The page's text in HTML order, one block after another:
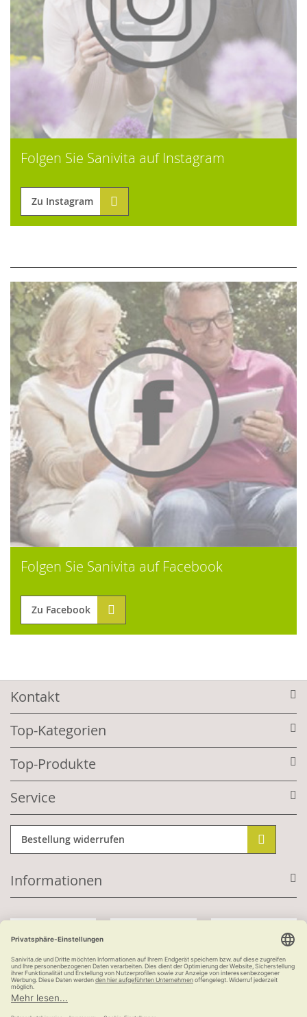
Folgen Sie Sanivita auf Instagram
Zu Instagram
Folgen Sie Sanivita auf Facebook
Zu Facebook
Kontakt
Top-Kategorien
Top-Produkte
Service
Bestellung widerrufen
Informationen
Kauf auf Rechnung